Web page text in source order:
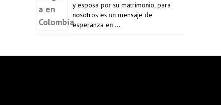
y esposa por su matrimonio, para
nosotros es un mensaje de
esperanza en …